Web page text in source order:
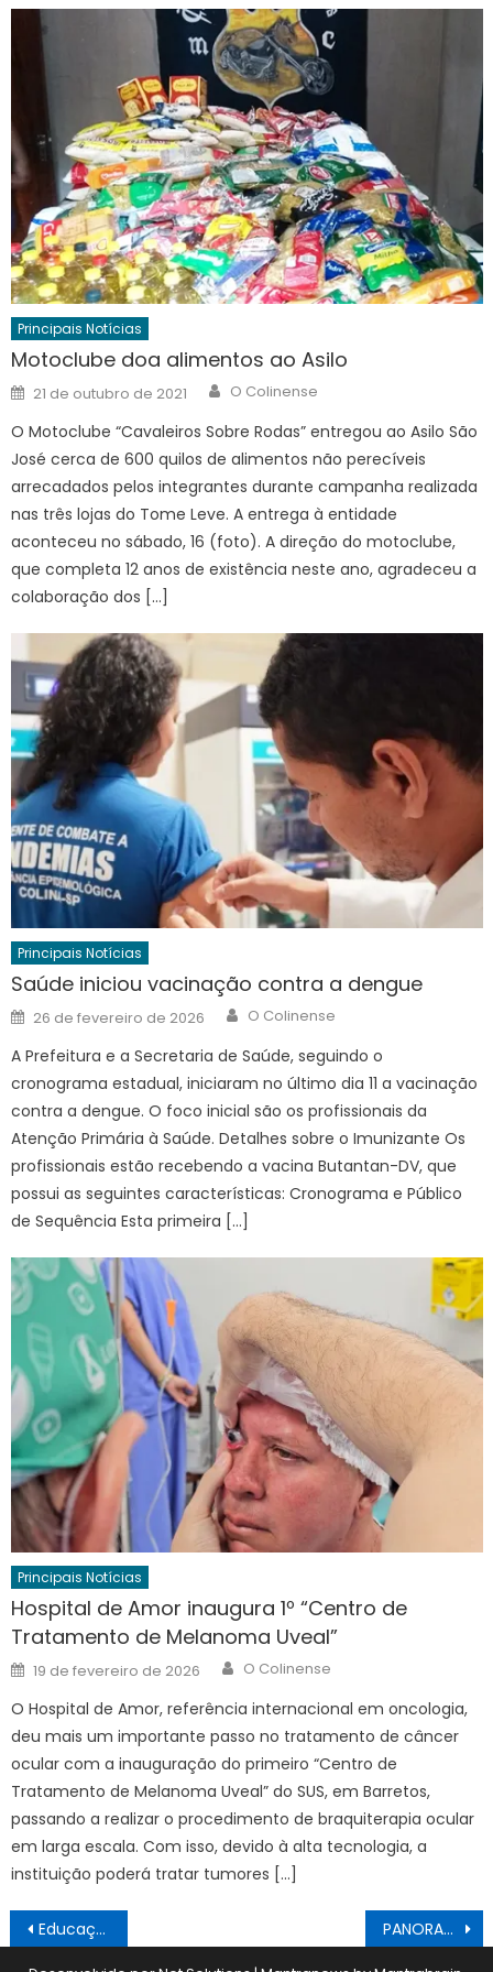
Principais Notícias
Motoclube doa alimentos ao Asilo
Posted
on
21 de outubro de 2021 Author
O Colinense
O Motoclube “Cavaleiros Sobre Rodas” entregou ao Asilo São
José cerca de 600 quilos de alimentos não perecíveis
arrecadados pelos integrantes durante campanha realizada
nas três lojas do Tome Leve. A entrega à entidade
aconteceu no sábado, 16 (foto). A direção do motoclube,
que completa 12 anos de existência neste ano, agradeceu a
colaboração dos […]
Principais Notícias
Saúde iniciou vacinação contra a dengue
Posted
on
26 de fevereiro de 2026 Author
O Colinense
A Prefeitura e a Secretaria de Saúde, seguindo o
cronograma estadual, iniciaram no último dia 11 a vacinação
contra a dengue. O foco inicial são os profissionais da
Atenção Primária à Saúde. Detalhes sobre o Imunizante Os
profissionais estão recebendo a vacina Butantan-DV, que
possui as seguintes características: Cronograma e Público
de Sequência Esta primeira […]
Principais Notícias
Hospital de Amor inaugura 1º “Centro de
Tratamento de Melanoma Uveal”
Posted
on
19 de fevereiro de 2026 Author
O Colinense
O Hospital de Amor, referência internacional em oncologia,
deu mais um importante passo no tratamento de câncer
ocular com a inauguração do primeiro “Centro de
Tratamento de Melanoma Uveal” do SUS, em Barretos,
passando a realizar o procedimento de braquiterapia ocular
em larga escala. Com isso, devido à alta tecnologia, a
instituição poderá tratar tumores […]
Navegação
de
Educação e Saúde ganham novos veículos PANORAMA 12/05